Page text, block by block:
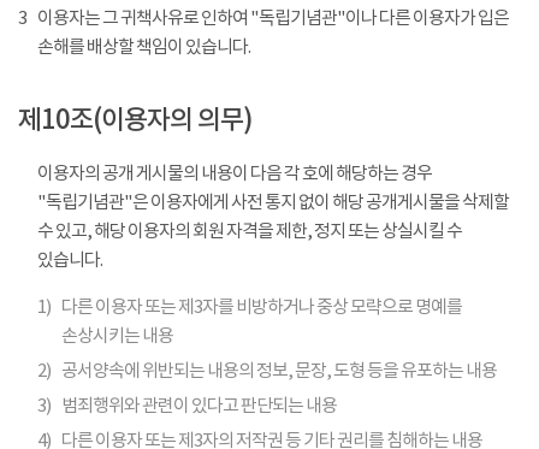
3 이용자는 그 귀책사유로 인하여 "독립기념관"이나 다른 이용자가 입은
손해를 배상할 책임이 있습니다.
제10조(이용자의 의무)
이용자의 공개 게시물의 내용이 다음 각 호에 해당하는 경우
"독립기념관"은 이용자에게 사전 통지 없이 해당 공개게시물을 삭제할
수 있고, 해당 이용자의 회원 자격을 제한, 정지 또는 상실시킬 수
있습니다.
1) 다른 이용자 또는 제3자를 비방하거나 중상 모략으로 명예를
손상시키는 내용
2) 공서양속에 위반되는 내용의 정보, 문장, 도형 등을 유포하는 내용
3)
범죄행위와 관련이 있다고 판단되는 내용
4) 다른 이용자 또는 제3자의 저작권 등 기타 권리를 침해하는 내용